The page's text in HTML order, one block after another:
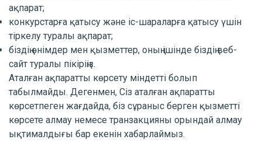
ақпарат;
конкурстарға қатысу және іс-шараларға қатысу үшін
тіркелу туралы ақпарат;
біздің өнімдер мен қызметтер, оның ішінде біздің веб-
сайт туралы пікіріңіз.
Аталған ақпаратты көрсету міндетті болып
табылмайды. Дегенмен, Сіз аталған ақпаратты
көрсетпеген жағдайда, біз сұраныс берген қызметті
көрсете алмау немесе транзакцияны орындай алмау
ықтималдығы бар екенін хабарлаймыз.